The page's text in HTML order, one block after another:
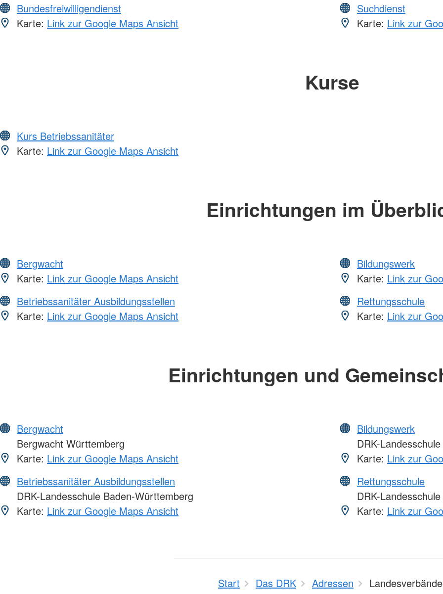
Bundesfreiwilligendienst
Karte: Link zur Google Maps Ansicht
Suchdienst
Karte: Link zur
Kurse
Kurs Betriebssanitäter
Karte: Link zur Google Maps Ansicht
Einrichtungen im
Bergwacht
Karte: Link zur Google Maps Ansicht
Betriebssanitäter Ausbildungsstellen
Karte: Link zur Google Maps Ansicht
Bildungswerk
Karte: Link zur
Rettungsschule
Karte: Link zur
Einrichtungen und
Bergwacht
Bergwacht Württemberg
Karte: Link zur Google Maps Ansicht
Betriebssanitäter Ausbildungsstellen
DRK-Landesschule Baden-Württemberg
Karte: Link zur Google Maps Ansicht
Bildungswerk
DRK-
Karte: Link zur
Rettungsschule
DRK-
Karte: Link zur
Start Das DRK Adressen Landesverbände